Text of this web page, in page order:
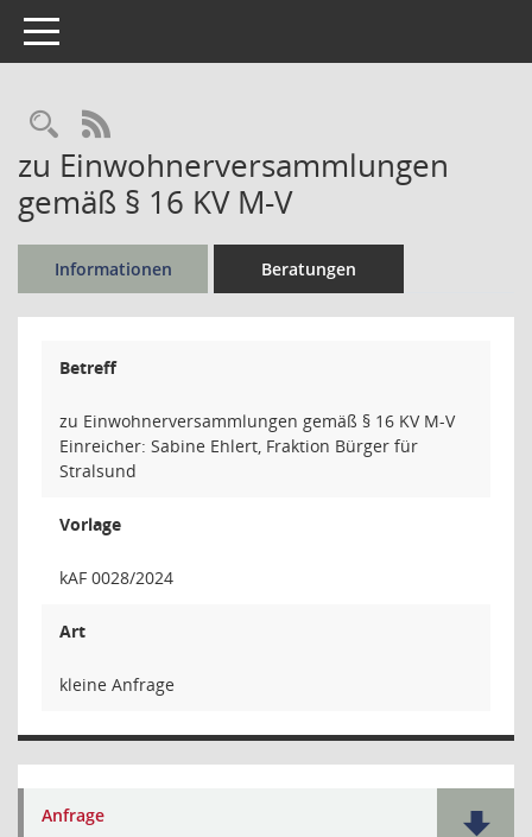
Toggle navigation
Rechercheauswahl
RSS-Feed
zu Einwohnerversammlungen
gemäß § 16 KV M-V
Informationen Beratungen
Betreff
zu Einwohnerversammlungen gemäß § 16 KV M-V
Einreicher: Sabine Ehlert, Fraktion Bürger für
Stralsund
Vorlage
kAF 0028/2024
Art
kleine Anfrage
Anfrage